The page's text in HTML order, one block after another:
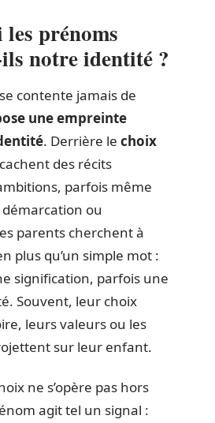
prénoms
notre identité ?
contente jamais de
une empreinte
. Derrière le choix
des récits
parfois même
ou
parents cherchent à
plus qu’un simple mot :
signification, parfois une
Souvent, leur choix
leurs valeurs ou les
sur leur enfant.
ne s’opère pas hors
agit tel un signal :